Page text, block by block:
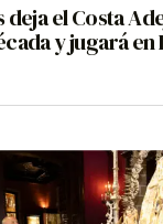
deja el Costa
y jugará